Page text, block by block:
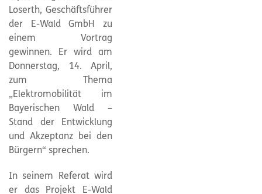
Loserth, Geschäftsführer
der E-Wald GmbH zu
einem Vortrag
gewinnen. Er wird am
Donnerstag, 14. April,
zum Thema
„Elektromobilität im
Bayerischen Wald –
Stand der Entwicklung
und Akzeptanz bei den
Bürgern“ sprechen.
In seinem Referat wird
er das Projekt E-Wald